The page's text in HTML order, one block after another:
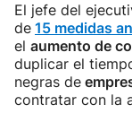
El jefe del
de 15 medidas
el aumento de
duplicar el
negras de
contratar con la